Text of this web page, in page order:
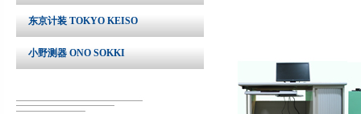
东京计装 TOKYO KEISO
小野测器 ONO SOKKI